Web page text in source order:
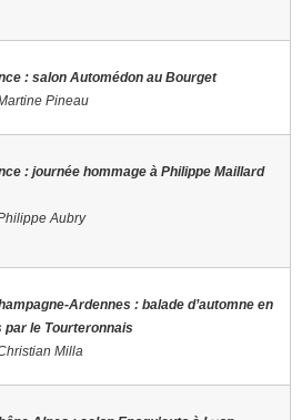
: salon Automédon au Bourget
Pineau
: journée hommage à Philippe Maillard
Aubry
Ardennes : balade d’automne en
par le Tourteronnais
Milla